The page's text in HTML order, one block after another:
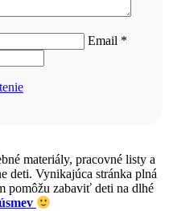
Email *
materiály, pracovné listy a
deti. Vynikajúca stránka plná
pomôžu zabaviť deti na dlhé